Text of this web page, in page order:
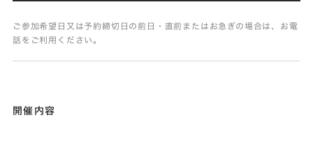
ご参加希望日又は予約締切日の前日・直前またはお急ぎの場合は、お電
話をご利用ください。
開催内容